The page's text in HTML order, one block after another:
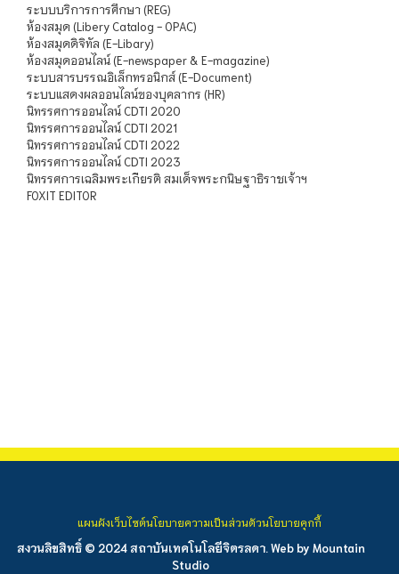
ระบบบริการการศึกษา (REG)
ห้องสมุด (Libery Catalog - OPAC)
ห้องสมุดดิจิทัล (E-Libary)
ห้องสมุดออนไลน์ (E-newspaper & E-magazine)
ระบบสารบรรณอิเล็กทรอนิกส์ (E-Document)
ระบบแสดงผลออนไลน์ของบุคลากร (HR)
นิทรรศการออนไลน์ CDTI 2020
นิทรรศการออนไลน์ CDTI 2021
นิทรรศการออนไลน์ CDTI 2022
นิทรรศการออนไลน์ CDTI 2023
นิทรรศการเฉลิมพระเกียรติ สมเด็จพระกนิษฐาธิราชเจ้าฯ
FOXIT EDITOR
สงวนลิขสิทธิ์ © 2024 สถาบันเทคโนโลยีจิตรลดา. Web by Mountain
Studio
แผนผังเว็บไซต์นโยบายความเป็นส่วนตัวนโยบายคุกกี้